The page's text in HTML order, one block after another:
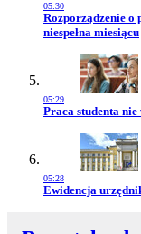
05:30
Przejdź do
Rozporządzenie o
niespełna miesiącu
05:29
Przejdź do
Praca studenta
05:28
Przejdź do
Ewidencja